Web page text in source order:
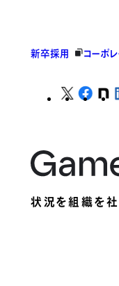
新卒採用 コーポレ
状況を組織を社